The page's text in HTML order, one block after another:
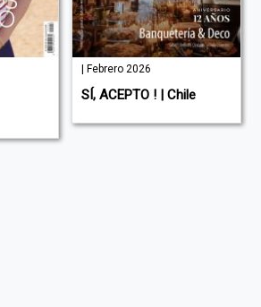
| Febrero 2026
SÍ, ACEPTO ! | Chile